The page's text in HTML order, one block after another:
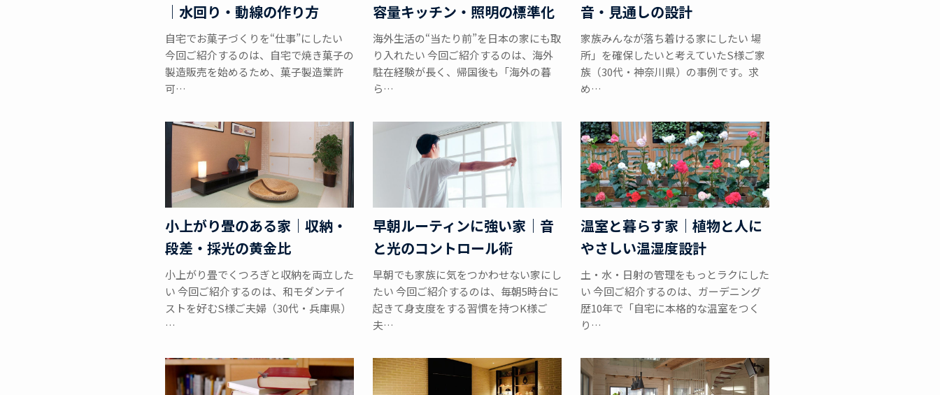
｜水回り・動線の作り方
自宅でお菓子づくりを“仕事”にしたい
今回ご紹介するのは、自宅で焼き菓子の
製造販売を始めるため、菓子製造業許
可…
容量キッチン・照明の標準化
海外生活の“当たり前”を日本の家にも取
り入れたい 今回ご紹介するのは、海外
駐在経験が長く、帰国後も「海外の暮
ら…
音・見通しの設計
家族みんなが落ち着ける家にしたい 場
所」を確保したいと考えていたS様ご家
族（30代・神奈川県）の事例です。求
め…
小上がり畳のある家｜収納・
段差・採光の黄金比
小上がり畳でくつろぎと収納を両立した
い 今回ご紹介するのは、和モダンテイ
ストを好むS様ご夫婦（30代・兵庫県）
…
早朝ルーティンに強い家｜音
と光のコントロール術
早朝でも家族に気をつかわせない家にし
たい 今回ご紹介するのは、毎朝5時台に
起きて身支度をする習慣を持つK様ご
夫…
温室と暮らす家｜植物と人に
やさしい温湿度設計
土・水・日射の管理をもっとラクにした
い 今回ご紹介するのは、ガーデニング
歴10年で「自宅に本格的な温室をつく
り…